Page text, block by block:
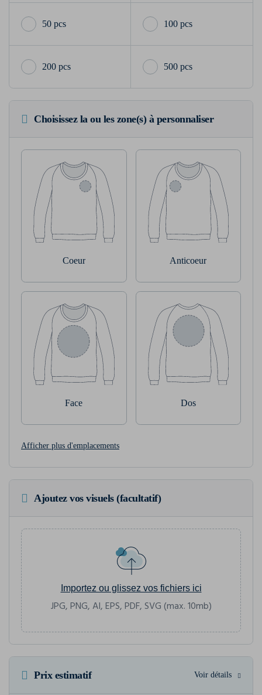
50 pcs 100 pcs
200 pcs 500 pcs
Choisissez la ou les zone(s) à personnaliser
Coeur Anticoeur
Face Dos
Afficher plus d'emplacements
Ajoutez vos visuels (facultatif)
Importez ou glissez vos fichiers ici
JPG, PNG, AI, EPS, PDF, SVG (max. 10mb)
Prix estimatif Voir détails